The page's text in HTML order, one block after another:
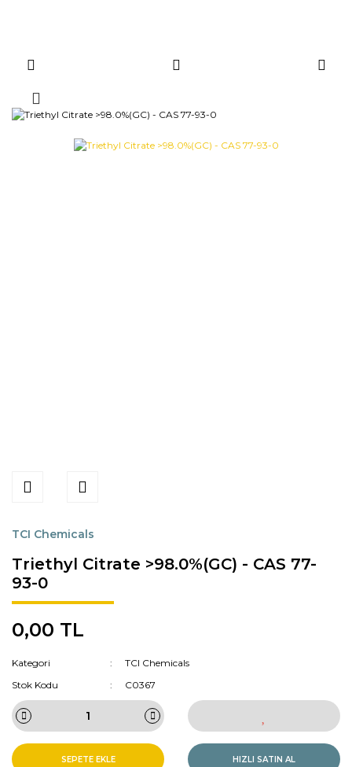
TCI Chemicals
Triethyl Citrate >98.0%(GC) - CAS 77-
93-0
0,00 TL
Kategori
TCI Chemicals
Stok Kodu
C0367
SEPETE EKLE HIZLI SATIN AL